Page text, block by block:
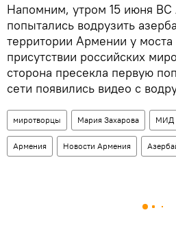
Напомним, утром 15 июня ВС
попытались водрузить
территории Армении у
присутствии российских
сторона пресекла первую
сети появились видео с
миротворцы Мария Захарова МИД
Армения Новости Армения